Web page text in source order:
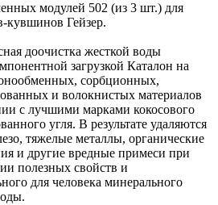
модулей 502 (из 3 шт.) для
кувшинов Гейзер.
доочистка жесткой воды
загрузкой Каталон на
сорбционных,
и волокнистых материалов
с лучшими марками кокосового
угля. В результате удаляются
тяжелые металлы, органические
и другие вредные примеси при
полезных свойств и
для человека минерального